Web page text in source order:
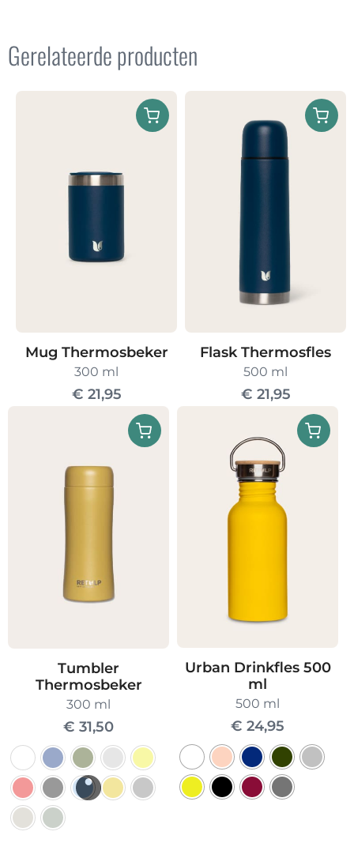
Gerelateerde producten
Mug Thermosbeker
300 ml
€ 21,95
Flask Thermosfles
500 ml
€ 21,95
Tumbler
Thermosbeker
300 ml
€ 31,50
Urban Drinkfles 500
ml
500 ml
€ 24,95